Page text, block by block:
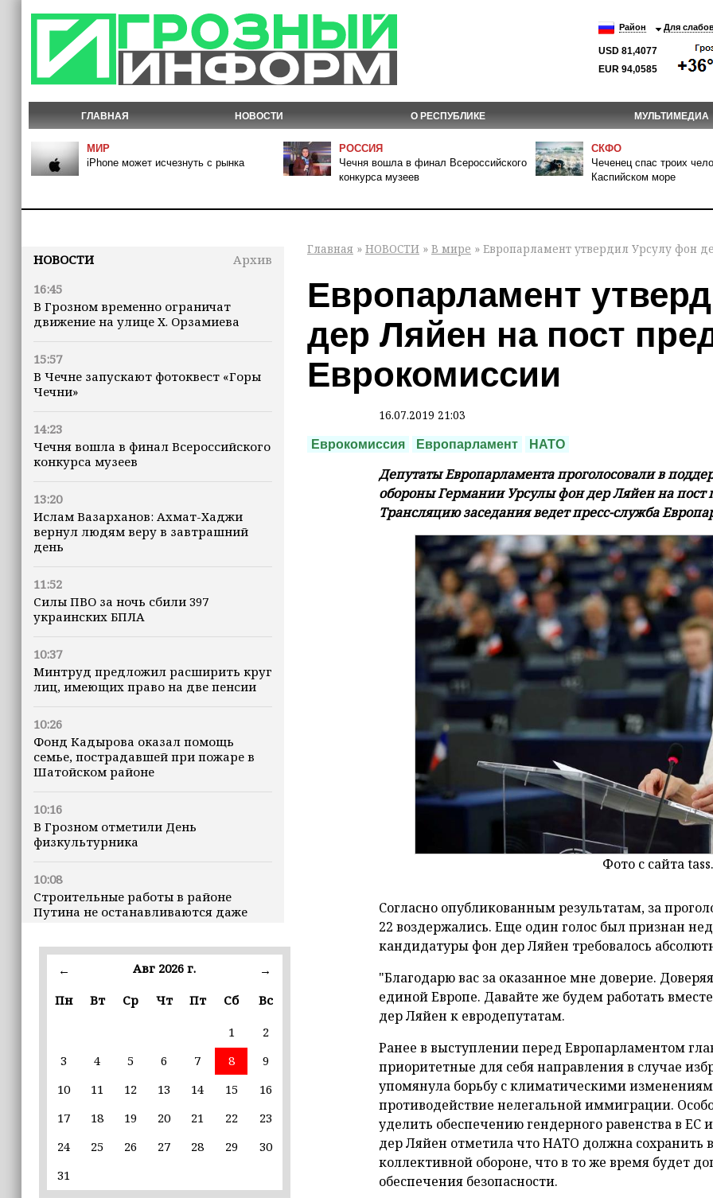
Район Для
USD 81,4077
EUR 94,0585
ГЛАВНАЯ НОВОСТИ О РЕСПУБЛИКЕ МУЛЬТИМЕДИА
МИР
iPhone может исчезнуть с рынка
РОССИЯ
Чечня вошла в финал Всероссийского
конкурса музеев
СКФО
Чеченец спас троих
Каспийском море
НОВОСТИ
Архив
16:45
В Грозном временно ограничат
движение на улице Х. Орзамиева
15:57
В Чечне запускают фотоквест «Горы
Чечни»
14:23
Чечня вошла в финал Всероссийского
конкурса музеев
13:20
Ислам Вазарханов: Ахмат-Хаджи
вернул людям веру в завтрашний
день
11:52
Силы ПВО за ночь сбили 397
украинских БПЛА
10:37
Минтруд предложил расширить круг
лиц, имеющих право на две пенсии
10:26
Фонд Кадырова оказал помощь
семье, пострадавшей при пожаре в
Шатойском районе
10:16
В Грозном отметили День
физкультурника
10:08
Строительные работы в районе
Путина не останавливаются даже
марта
В пяти школах столицы обновляют
инфраструктуру по госпрограмме
Силы ПВО сбили 75 БПЛА над
сутки
20:09
← Авг 2026 г.
→
Пн
Вт Ср Чт Пт Сб
Вс
1
2
3
4 5 6 7 8
9
10
11 12 13 14 15
16
17
18 19 20 21 22
23
24
25 26 27 28 29
30
31
Главная » НОВОСТИ » В мире » Европарламент утвердил Урсулу фон
Европарламент
дер Ляйен на пост
Еврокомиссии
16.07.2019 21:03
Еврокомиссия Европарламент НАТО
Депутаты Европарламента проголосовали в
обороны Германии Урсулы фон дер Ляйен на пост
Трансляцию заседания ведет пресс-служба
Фото с сайта
Согласно опубликованным результатам, за
22 воздержались. Еще один голос был признан
кандидатуры фон дер Ляйен требовалось
"Благодарю вас за оказанное мне доверие.
единой Европе. Давайте же будем работать
дер Ляйен к евродепутатам.
Ранее в выступлении перед Европарламентом
приоритетные для себя направления в случае
упомянула борьбу с климатическими
противодействие нелегальной иммиграции.
уделить обеспечению гендерного равенства в
дер Ляйен отметила что НАТО должна сохранить
коллективной обороне, что в то же время будет
обеспечения безопасности.